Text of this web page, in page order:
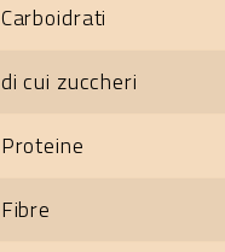
Carboidrati
di cui zuccheri
Proteine
Fibre